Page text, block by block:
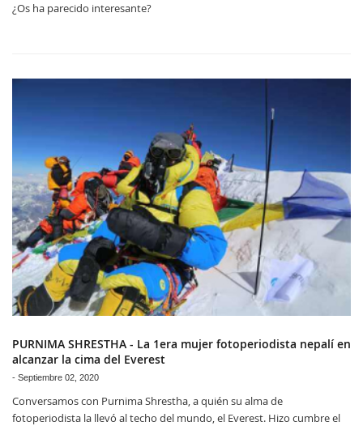
¿Os ha parecido interesante?
PURNIMA SHRESTHA - La 1era mujer fotoperiodista nepalí en
alcanzar la cima del Everest
- Septiembre 02, 2020
Conversamos con Purnima Shrestha, a quién su alma de
fotoperiodista la llevó al techo del mundo, el Everest. Hizo cumbre el